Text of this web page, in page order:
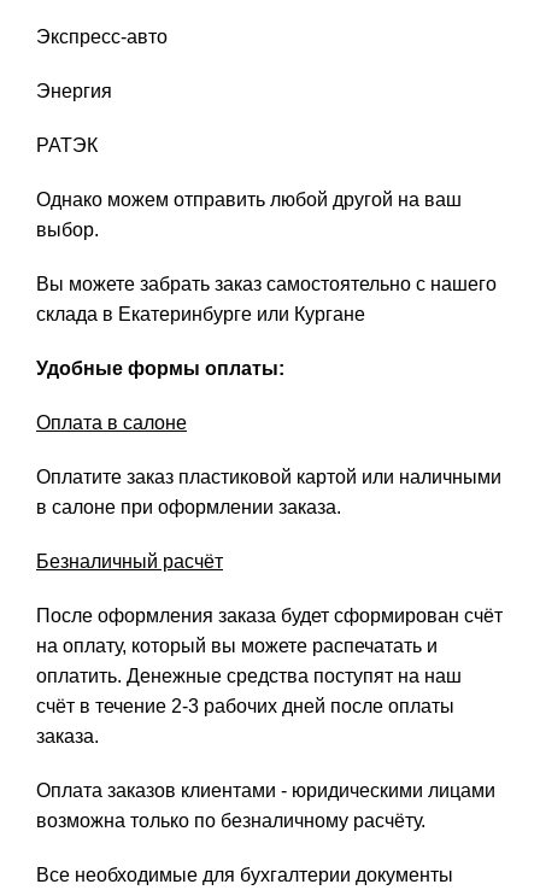
Экспресс-авто
Энергия
РАТЭК
Однако можем отправить любой другой на ваш
выбор.
Вы можете забрать заказ самостоятельно с нашего
склада в Екатеринбурге или Кургане
Удобные формы оплаты:
Оплата в салоне
Оплатите заказ пластиковой картой или наличными
в салоне при оформлении заказа.
Безналичный расчёт
После оформления заказа будет сформирован счёт
на оплату, который вы можете распечатать и
оплатить. Денежные средства поступят на наш
счёт в течение 2-3 рабочих дней после оплаты
заказа.
Оплата заказов клиентами - юридическими лицами
возможна только по безналичному расчёту.
Все необходимые для бухгалтерии документы